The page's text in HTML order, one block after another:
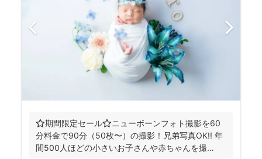
⭐️期間限定セール⭐️ニューボーンフォト撮影を60
分料金で90分（50枚〜）の撮影！兄弟写真OK!! 年
間500人ほどの小さいお子さんや赤ちゃんを撮